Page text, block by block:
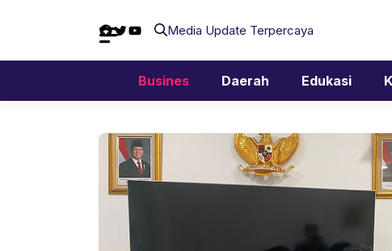
Facebook
Twitter
YouTubeMedia Update Terpercaya
Busines Daerah Edukasi